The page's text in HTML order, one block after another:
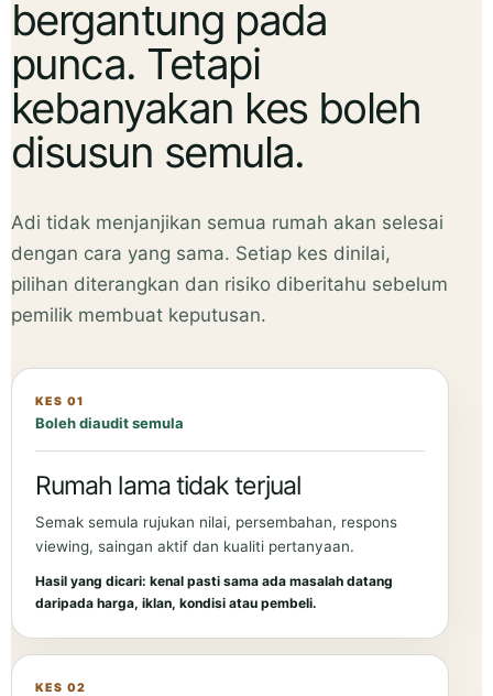
bergantung pada
punca. Tetapi
kebanyakan kes boleh
disusun semula.
Adi tidak menjanjikan semua rumah akan selesai
dengan cara yang sama. Setiap kes dinilai,
pilihan diterangkan dan risiko diberitahu sebelum
pemilik membuat keputusan.
KES 01
Boleh diaudit semula
Rumah lama tidak terjual
Semak semula rujukan nilai, persembahan, respons
viewing, saingan aktif dan kualiti pertanyaan.
Hasil yang dicari: kenal pasti sama ada masalah datang
daripada harga, iklan, kondisi atau pembeli.
KES 02